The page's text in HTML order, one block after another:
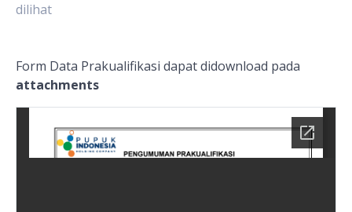
dilihat
Form Data Prakualifikasi dapat didownload pada
attachments